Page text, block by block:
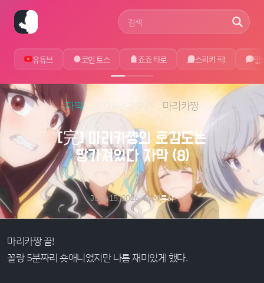
사이트 검색어
유튜브 코인 토스 죠죠 타로 스피키 픽! 말
자막 2026년 2분기 마리카짱
[完] 마리카쨩의 호감도는
망가져있다 자막 (8)
June 15, 2026 by에루샤
마리카짱 끝!
꼴랑 5분짜리 숏애니였지만 나름 재미있게 했다.